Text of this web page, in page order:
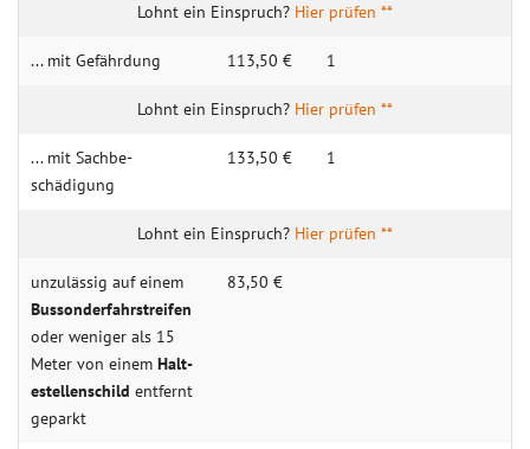
Hier prüfen **
... mit Gefähr­dung 113,50 € 1
Hier prüfen **
... mit Sachbe­
schädigung
133,50 € 1
Hier prüfen **
unzulässig auf einem
Bus­sonder­fahr­streifen
oder weniger als 15
Meter von einem Halt­
estellenschild entfernt
geparkt
83,50 €